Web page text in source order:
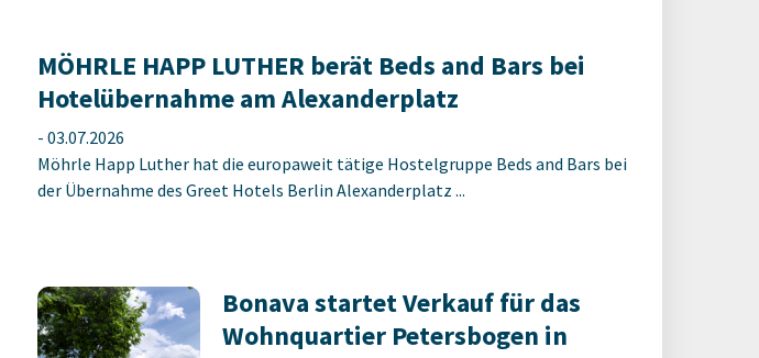
MÖHRLE HAPP LUTHER berät Beds and Bars bei
Hotelübernahme am Alexanderplatz
- 03.07.2026
Möhrle Happ Luther hat die europaweit tätige Hostelgruppe Beds and Bars bei
der Übernahme des Greet Hotels Berlin Alexanderplatz ...
Bonava startet Verkauf für das
Wohnquartier Petersbogen in